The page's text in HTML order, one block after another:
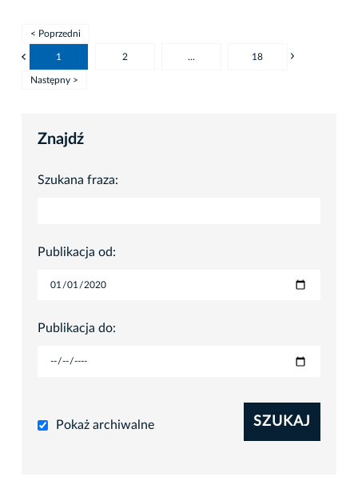
< Poprzedni
1 2 ... 18
Następny >
Znajdź
Szukana fraza:
Publikacja od:
Publikacja do:
Pokaż archiwalne SZUKAJ